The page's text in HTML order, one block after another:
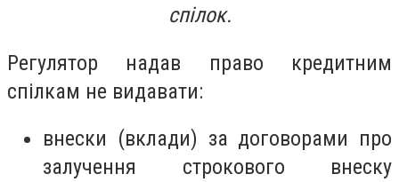
спілок.
Регулятор надав право кредитним
спілкам не видавати:
внески (вклади) за договорами про
залучення строкового внеску